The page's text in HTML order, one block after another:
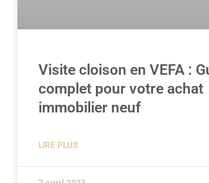
Visite cloison en VEFA :
complet pour votre achat
immobilier neuf
LIRE PLUS